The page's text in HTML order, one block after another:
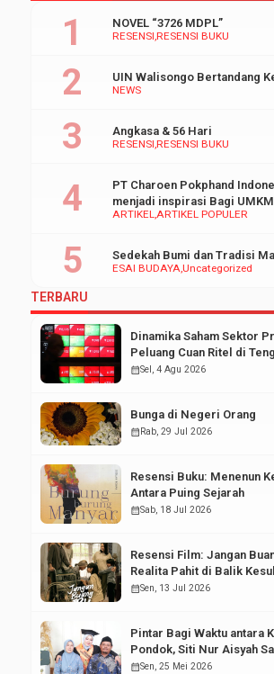
yang mengacu
2017 tentang
Walisongo
RESENSI RESENSI BUKU
NOVEL “3726 MDPL”
NEWS
UIN Walisongo Bertandang
RESENSI RESENSI BUKU
Angkasa & 56 Hari
ARTIKELARTIKEL POPULER
PT Charoen Pokphand
menjadi inspirasi Bagi
ESAI BUDAYAUncategorized
Sedekah Bumi dan Tradisi
TERBARU
Dinamika Saham Sektor
Peluang Cuan Ritel di
Pasar Modal
calendar_monthSel, 4 Agu 2026
Bunga di Negeri Orang
calendar_monthRab, 29 Jul 2026
Resensi Buku: Menenun
Antara Puing Sejarah
calendar_monthSab, 18 Jul 2026
Resensi Film: Jangan
Realita Pahit di Balik
calendar_monthSen, 13 Jul 2026
Pintar Bagi Waktu antara
Pondok, Siti Nur Aisyah
Wisudawan Terbaik
calendar_monthSen, 25 Mei 2026